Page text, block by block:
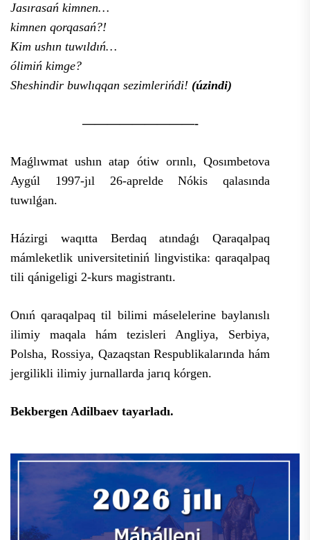
Jasırasań kimnen…
kimnen qorqasań?!
Kim ushın tuwıldıń…
ólimiń kimge?
Sheshindir buwlıqqan sezimlerińdi! (úzindi)
—————————-
Maǵlıwmat ushın atap ótiw orınlı, Qosımbetova
Aygúl 1997-jıl 26-aprelde Nókis qalasında
tuwılǵan.
Házirgi waqıtta Berdaq atındaǵı Qaraqalpaq
mámleketlik universitetiniń lingvistika: qaraqalpaq
tili qánigeligi 2-kurs magistrantı.
Onıń qaraqalpaq til bilimi máselelerine baylanıslı
ilimiy maqala hám tezisleri Angliya, Serbiya,
Polsha, Rossiya, Qazaqstan Respublikalarında hám
jergilikli ilimiy jurnallarda jarıq kórgen.
Bekbergen Adilbaev tayarladı.